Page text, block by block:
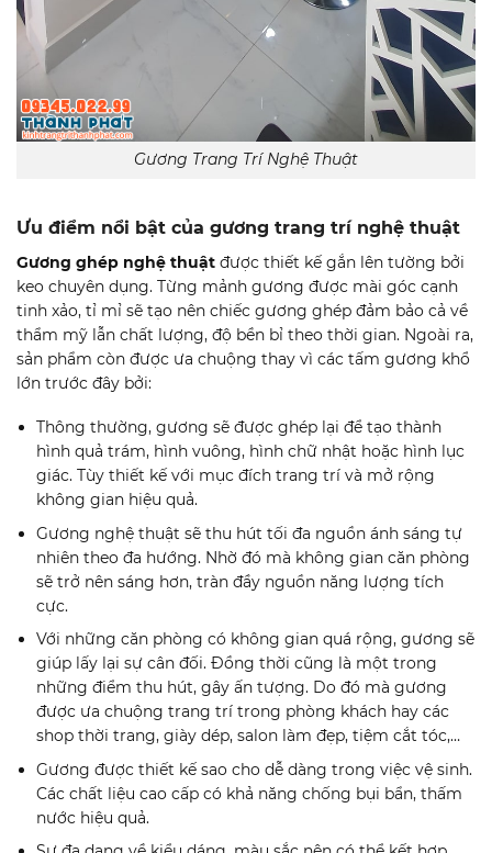
Gương Trang Trí Nghệ Thuật
Ưu điểm nổi bật của gương trang trí nghệ thuật
Gương ghép nghệ thuật được thiết kế gắn lên tường bởi
keo chuyên dụng. Từng mảnh gương được mài góc cạnh
tinh xảo, tỉ mỉ sẽ tạo nên chiếc gương ghép đảm bảo cả về
thẩm mỹ lẫn chất lượng, độ bền bỉ theo thời gian. Ngoài ra,
sản phẩm còn được ưa chuộng thay vì các tấm gương khổ
lớn trước đây bởi:
Thông thường, gương sẽ được ghép lại để tạo thành
hình quả trám, hình vuông, hình chữ nhật hoặc hình lục
giác. Tùy thiết kế với mục đích trang trí và mở rộng
không gian hiệu quả.
Gương nghệ thuật sẽ thu hút tối đa nguồn ánh sáng tự
nhiên theo đa hướng. Nhờ đó mà không gian căn phòng
sẽ trở nên sáng hơn, tràn đầy nguồn năng lượng tích
cực.
Với những căn phòng có không gian quá rộng, gương sẽ
giúp lấy lại sự cân đối. Đồng thời cũng là một trong
những điểm thu hút, gây ấn tượng. Do đó mà gương
được ưa chuộng trang trí trong phòng khách hay các
shop thời trang, giày dép, salon làm đẹp, tiệm cắt tóc,…
Gương được thiết kế sao cho dễ dàng trong việc vệ sinh.
Các chất liệu cao cấp có khả năng chống bụi bẩn, thấm
nước hiệu quả.